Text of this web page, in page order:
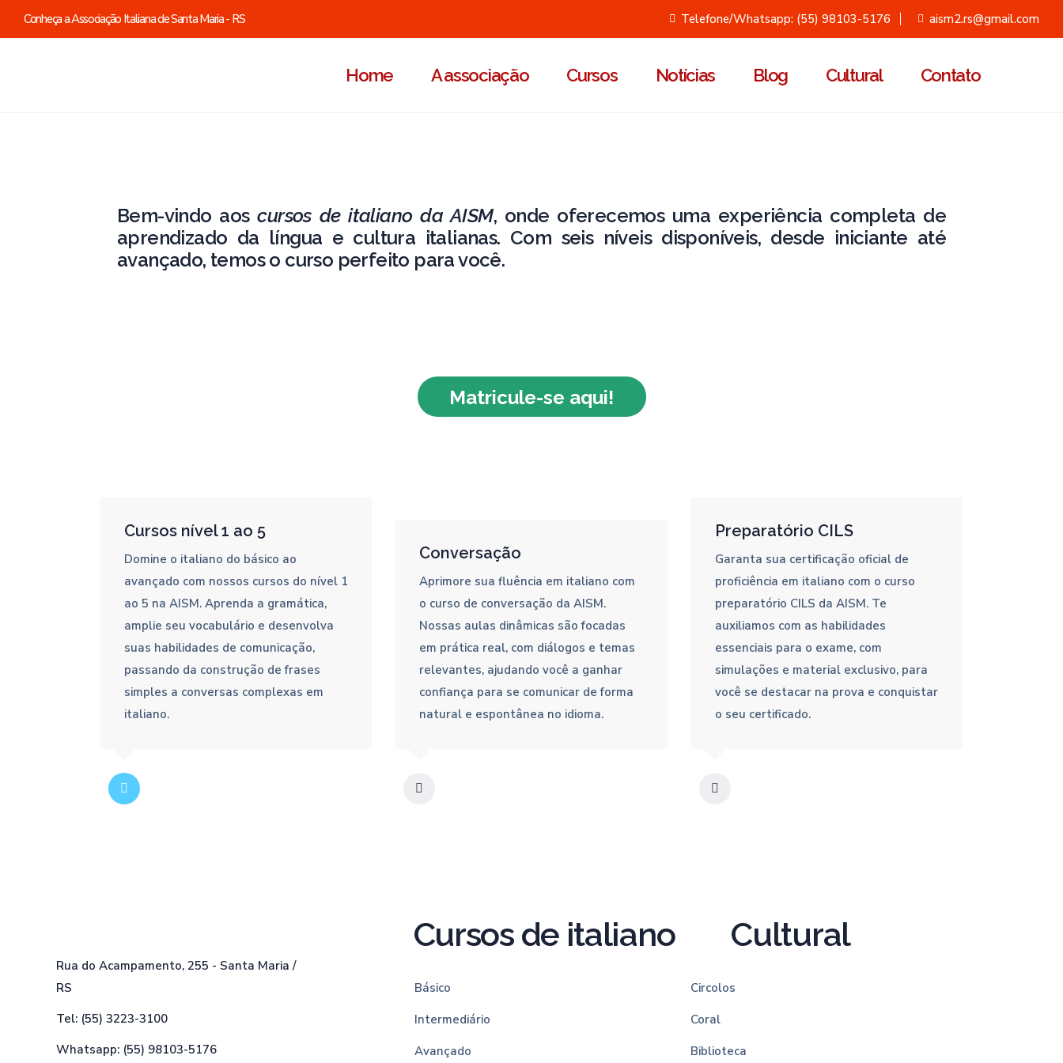
Conheça a Associação Italiana de Santa Maria - RS Telefone/Whatsapp: (55) 98103-5176 aism2.rs@gmail.com
Home A associação Cursos Notícias Blog Cultural Contato
Bem-vindo aoscursos de italiano da AISM, onde oferecemos uma experiência completa de
aprendizado da língua e cultura italianas. Com seis níveis disponíveis, desde iniciante até
avançado, temos o curso perfeito para você.
Matricule-se aqui!
Cursos nível 1 ao 5
Domine o italiano do básico ao
avançado com nossos cursos do nível 1
ao 5 na AISM. Aprenda a gramática,
amplie seu vocabulário e desenvolva
suas habilidades de comunicação,
passando da construção de frases
simples a conversas complexas em
italiano.
Conversação
Aprimore sua fluência em italiano com
o curso de conversação da AISM.
Nossas aulas dinâmicas são focadas
em prática real, com diálogos e temas
relevantes, ajudando você a ganhar
confiança para se comunicar de forma
natural e espontânea no idioma.
Preparatório CILS
Garanta sua certificação oficial de
proficiência em italiano com o curso
preparatório CILS da AISM. Te
auxiliamos com as habilidades
essenciais para o exame, com
simulações e material exclusivo, para
você se destacar na prova e conquistar
o seu certificado.
Rua do Acampamento, 255 - Santa Maria /
RS
Tel: (55) 3223-3100
Whatsapp: (55) 98103-5176
Cursos de italiano
Básico
Intermediário
Avançado
Cultural
Circolos
Coral
Biblioteca